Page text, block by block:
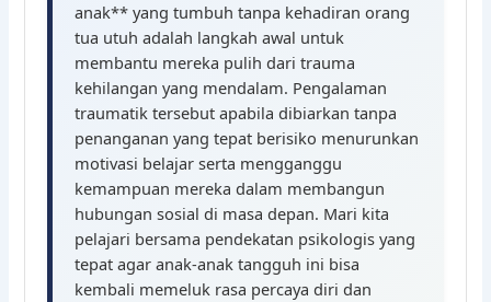
anak** yang tumbuh tanpa kehadiran orang
tua utuh adalah langkah awal untuk
membantu mereka pulih dari trauma
kehilangan yang mendalam. Pengalaman
traumatik tersebut apabila dibiarkan tanpa
penanganan yang tepat berisiko menurunkan
motivasi belajar serta mengganggu
kemampuan mereka dalam membangun
hubungan sosial di masa depan. Mari kita
pelajari bersama pendekatan psikologis yang
tepat agar anak-anak tangguh ini bisa
kembali memeluk rasa percaya diri dan